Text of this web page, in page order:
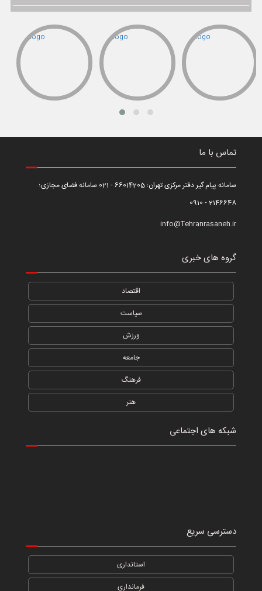
تماس با ما
سامانه پیام گیر دفتر مرکزی تهران؛ 66014205 - 021 سامانه فضای مجازی؛
2146648 - 0910
info@Tehranrasaneh.ir
گروه های خبری
اقتصاد
سیاست
ورزش
جامعه
فرهنگ
هنر
شبکه های اجتماعی
دسترسی سریع
استانداری
فرمانداری